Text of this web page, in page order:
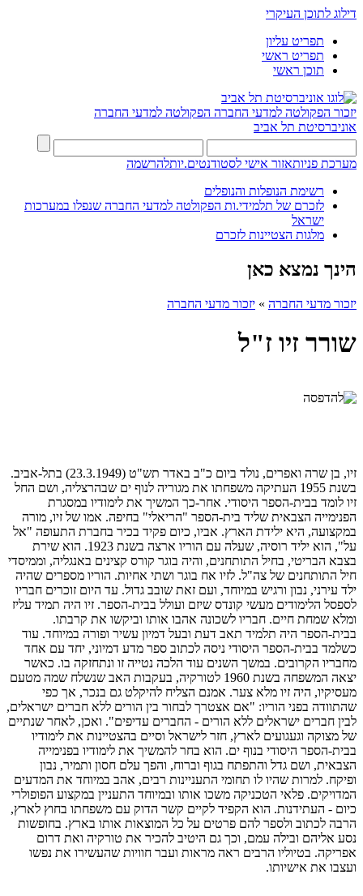
דילוג לתוכן העיקרי
תפריט עליון
תפריט ראשי
תוכן ראשי
יזכור הפקולטה למדעי החברה הפקולטה למדעי החברה
אוניברסיטת תל אביב
מערכת פניותאזור אישי לסטודנטים.יותלהרשמה
רשימת הנופלות והנופלים
לזכרם של תלמידי.ות הפקולטה למדעי החברה שנפלו במערכות
ישראל
מלגות הצטיינות לזכרם
הינך נמצא כאן
יזכור מדעי החברה » יזכור מדעי החברה
שורר זיו ז"ל
זיו, בן שרה ואפרים, נולד ביום כ"ב באדר תש"ט (23.3.1949) בתל-אביב.
בשנת 1955 העתיקה משפחתו את מגוריה לנוף ים שבהרצליה, ושם החל
זיו לומד בבית-הספר היסודי. אחר-כך המשיך את לימודיו במסגרת
הפנימייה הצבאית שליד בית-הספר "הריאלי" בחיפה. אמו של זיו, מורה
במקצועה, היא ילידת הארץ. אביו, כיום פקיד בכיר בחברת התעופה "אל
על", הוא יליד רוסיה, שעלה עם הוריו ארצה בשנת 1923. הוא שירת
בצבא הבריטי, בחיל התותחנים, והיה בוגר קורס קצינים באנגליה, וממיסדי
חיל התותחנים של צה"ל. לזיו אח בוגר ושתי אחיות. הוריו מספרים שהיה
ילד עירני, נבון ורגיש במיוחד, ועם זאת שובב גדול. עד היום זוכרים חבריו
לספסל הלימודים מעשי קונדס שיזם ועולל בבית-הספר. זיו היה תמיד עליז
ומלא שמחת חיים. חבריו לשכונה אהבו אותו וביקשו את קרבתו.
בבית-הספר היה תלמיד תאב דעת ובעל דמיון עשיר ופורה במיוחד. עוד
כשלמד בבית-הספר היסודי ניסה לכתוב ספר מדע דמיוני, יחד עם אחד
מחבריו הקרובים. במשך השנים עוד הלכה נטייה זו ונתחזקה בו. כאשר
יצאה המשפחה בשנת 1960 לטורקיה, בעקבות האב שנשלח שמה מטעם
מעסיקיו, היה זיו מלא צער. אמנם הצליח להיקלט גם בנכר, אך כפי
שהתוודה בפני הוריו: "אם אצטרך לבחור בין הורים ללא חברים ישראלים,
לבין חברים ישראלים ללא הורים - החברים עדיפים". ואכן, לאחר שנתיים
של מצוקה וגעגועים לארץ, חזר לישראל וסיים בהצטיינות את לימודיו
בבית-הספר היסודי בנוף ים. הוא בחר להמשיך את לימודיו בפנימייה
הצבאית, ושם גדל והתפתח בגוף וברוח, והפך עלם חסון ותמיר, נבון
ופיקח. למרות שהיו לו תחומי התעניינות רבים, אהב במיוחד את המדעים
המדויקים. פלאי הטכניקה משכו אותו ובמיוחד התעניין במקצוע הפופולרי
כיום - העתידנות. הוא הקפיד לקיים קשר הדוק עם משפחתו בחוץ לארץ,
הרבה לכתוב ולספר להם פרטים על כל המוצאות אותו בארץ. בחופשות
נסע אליהם ובילה עמם, וכך גם היטיב להכיר את טורקיה ואת דרום
אפריקה. בטיוליו הרבים ראה מראות ועבר חוויות שהעשירו את נפשו
ועצבו את אישיותו.